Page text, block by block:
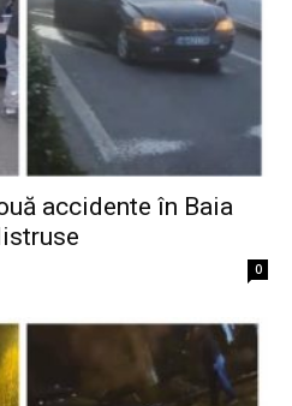
accidente în Baia
0